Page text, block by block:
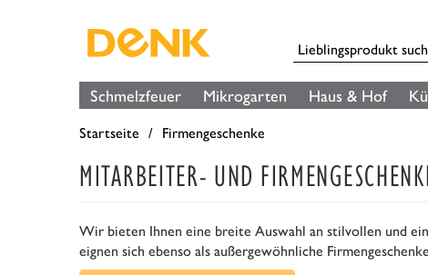
Schmelzfeuer Mikrogarten Haus & Hof
Startseite Firmengeschenke
MITARBEITER- UND
Wir bieten Ihnen eine breite Auswahl an stilvollen und
eignen sich ebenso als außergewöhnliche